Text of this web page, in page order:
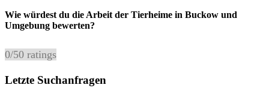
Wie würdest du die Arbeit der Tierheime in Buckow und
Umgebung bewerten?
0/50 ratings
Letzte Suchanfragen